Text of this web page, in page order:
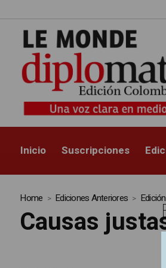
Inicio Suscripciones
Home Ediciones Anteriores
Causas